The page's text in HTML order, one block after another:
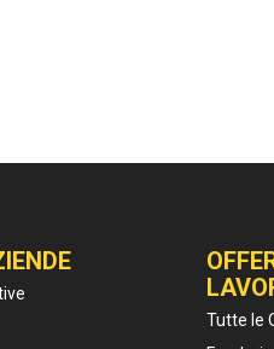
Tutte le